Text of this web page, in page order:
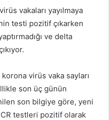
vakaları yayılmaya
testi pozitif çıkarken
ve delta
virüs vaka sayları
son üç günün
son bilgiye göre, yeni
testleri pozitif olarak